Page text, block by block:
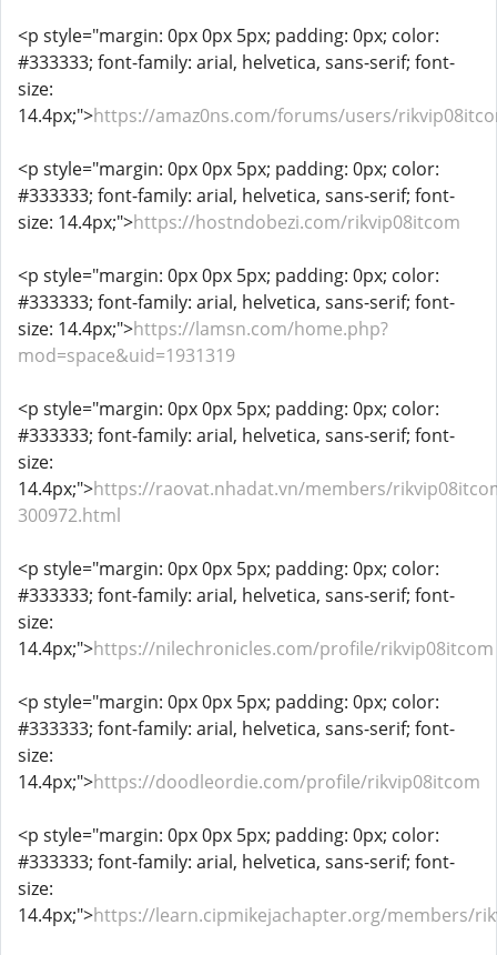
<p style="margin: 0px 0px 5px; padding: 0px; color:
#333333; font-family: arial, helvetica, sans-serif; font-
size:
14.4px;">https://amaz0ns.com/forums/users/
<p style="margin: 0px 0px 5px; padding: 0px; color:
#333333; font-family: arial, helvetica, sans-serif; font-
size: 14.4px;">https://hostndobezi.com/rikvip08itcom
<p style="margin: 0px 0px 5px; padding: 0px; color:
#333333; font-family: arial, helvetica, sans-serif; font-
size: 14.4px;">https://lamsn.com/home.php?
mod=space&uid=1931319
<p style="margin: 0px 0px 5px; padding: 0px; color:
#333333; font-family: arial, helvetica, sans-serif; font-
size:
14.4px;">https://raovat.nhadat.vn/members/
300972.html
<p style="margin: 0px 0px 5px; padding: 0px; color:
#333333; font-family: arial, helvetica, sans-serif; font-
size:
14.4px;">https://nilechronicles.com/profile/rikvip08itcom
<p style="margin: 0px 0px 5px; padding: 0px; color:
#333333; font-family: arial, helvetica, sans-serif; font-
size:
14.4px;">https://doodleordie.com/profile/rikvip08itcom
<p style="margin: 0px 0px 5px; padding: 0px; color:
#333333; font-family: arial, helvetica, sans-serif; font-
size:
14.4px;">https://learn.cipmikejachapter.org/members/